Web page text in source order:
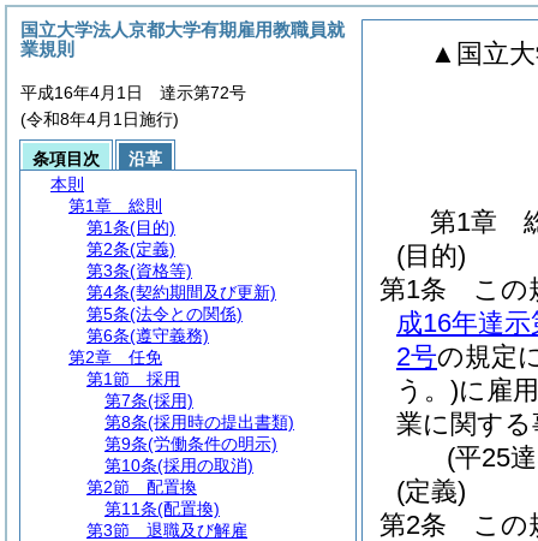
▲国立大
第1章
(目的)
第1条
この
成16年達
2号の規定
う。)に雇
業に関す
(平25
(定義)
第2条
この
国立大学法人京都大学有期雇用教職員就
業規則
平成16年4月1日 達示第72号
(令和8年4月1日施行)
条項目次
沿革
本則
第1章
総則
第1条(目的)
第2条(定義)
第3条(資格等)
第4条(契約期間及び更新)
第5条(法令との関係)
第6条(遵守義務)
第2章
任免
第1節
採用
第7条(採用)
第8条(採用時の提出書類)
第9条(労働条件の明示)
第10条(採用の取消)
第2節
配置換
第11条(配置換)
第3節
退職及び解雇